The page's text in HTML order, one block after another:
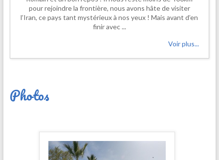
pour rejoindre la frontière, nous avons hâte de visiter
l’Iran, ce pays tant mystérieux à nos yeux ! Mais avant d’en
finir avec ...
Voir plus...
Photos